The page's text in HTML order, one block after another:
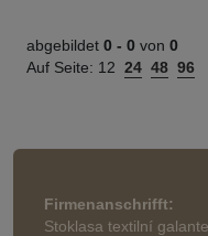
abgebildet 0 - 0 von 0
Auf Seite: 12 24 48 96
Firmenanschrifft:
Stoklasa textilní